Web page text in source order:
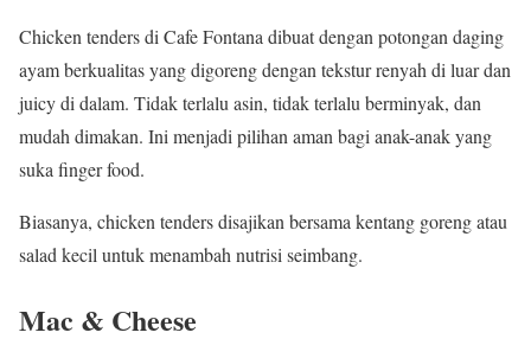
Chicken tenders di Cafe Fontana dibuat dengan potongan daging
ayam berkualitas yang digoreng dengan tekstur renyah di luar dan
juicy di dalam. Tidak terlalu asin, tidak terlalu berminyak, dan
mudah dimakan. Ini menjadi pilihan aman bagi anak-anak yang
suka finger food.
Biasanya, chicken tenders disajikan bersama kentang goreng atau
salad kecil untuk menambah nutrisi seimbang.
Mac & Cheese